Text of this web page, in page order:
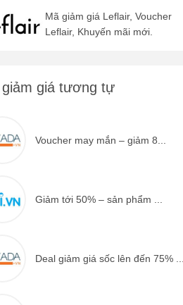
Mã giảm giá Leflair, Voucher
Leflair, Khuyến mãi mới.
giảm giá tương tự
Voucher may mắn – giảm 8...
Giảm tới 50% – sản phẩm ...
Deal giảm giá sốc lên đến 75% ...